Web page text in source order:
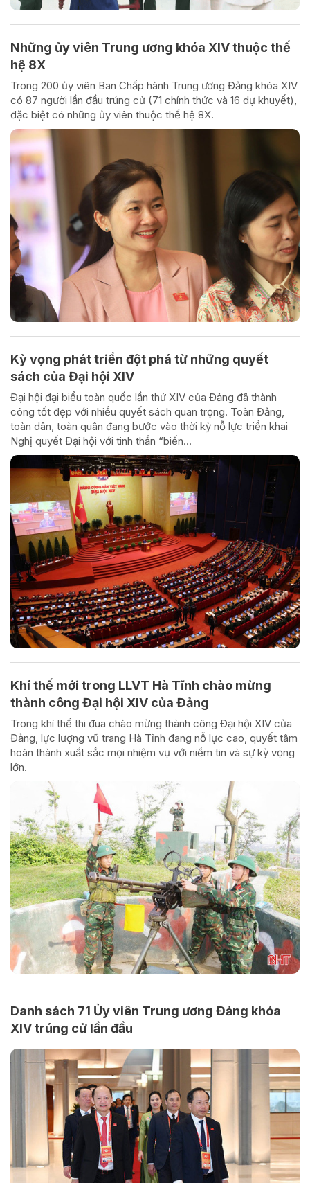
Những ủy viên Trung ương khóa XIV thuộc thế
hệ 8X
Trong 200 ủy viên Ban Chấp hành Trung ương Đảng khóa XIV
có 87 người lần đầu trúng cử (71 chính thức và 16 dự khuyết),
đặc biệt có những ủy viên thuộc thế hệ 8X.
Kỳ vọng phát triển đột phá từ những quyết
sách của Đại hội XIV
Đại hội đại biểu toàn quốc lần thứ XIV của Đảng đã thành
công tốt đẹp với nhiều quyết sách quan trọng. Toàn Đảng,
toàn dân, toàn quân đang bước vào thời kỳ nỗ lực triển khai
Nghị quyết Đại hội với tinh thần “biến...
Khí thế mới trong LLVT Hà Tĩnh chào mừng
thành công Đại hội XIV của Đảng
Trong khí thế thi đua chào mừng thành công Đại hội XIV của
Đảng, lực lượng vũ trang Hà Tĩnh đang nỗ lực cao, quyết tâm
hoàn thành xuất sắc mọi nhiệm vụ với niềm tin và sự kỳ vọng
lớn.
Danh sách 71 Ủy viên Trung ương Đảng khóa
XIV trúng cử lần đầu